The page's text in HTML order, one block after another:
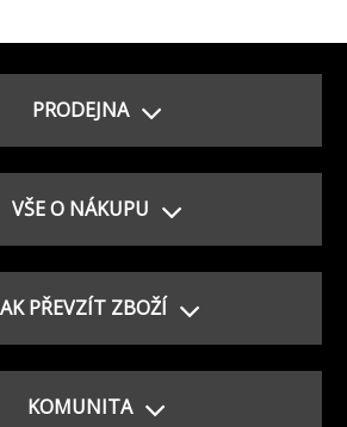
PRODEJNA
VŠE O NÁKUPU
PŘEVZÍT ZBOŽÍ
KOMUNITA